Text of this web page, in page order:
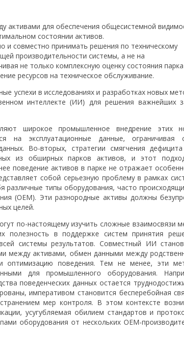
для обеспечения общесистемной
состоянии активов.
и совместно принимать решения по техническому
производительности системы, а не на
не только комплексную оценку состояния
ресурсов на техническое обслуживание.
успехи в исследованиях и разработках новых
интеллекте (ИИ) для решения важнейших
широкое промышленное внедрение этих
на эксплуатационные данные, ограничивая
Во-вторых, стратегии смягчения
из обширных парков активов, и этот
поведение активов в парке не отражает
собой серьезную проблему в рамках
различные типы оборудования, часто
(OEM). Эти разнородные активы должны
целей.
по-настоящему изучить сложные взаимосвязи
полезность в поддержке систем принятия
системы результатов. Совместный ИИ
между активами, обмен данными между
оптимизацию поведения. Тем не менее, эти
для промышленного оборудования.
поведенческих данных остается
императивом становится бесперебойная
мер контроля. В этом контексте
усугубляемая обилием стандартов и
оборудования от нескольких OEM-